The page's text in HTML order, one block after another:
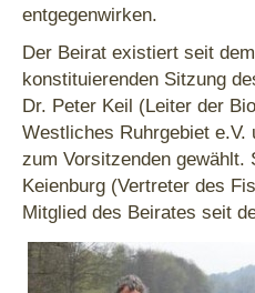
entgegenwirken.
Der Beirat existiert seit
konstituierenden Sitzung
Dr. Peter Keil (Leiter der
Westliches Ruhrgebiet e.V.
zum Vorsitzenden gewählt.
Keienburg (Vertreter des
Mitglied des Beirates seit